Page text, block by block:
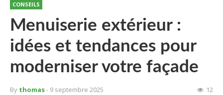
CONSEILS
Menuiserie extérieur :
idées et tendances pour
moderniser votre façade
By thomas- 9 septembre 2025 12